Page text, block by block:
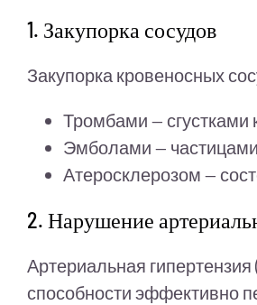
1. Закупорка сосудов
Закупорка кровеносных
Тромбами — сгустками
Эмболами —
Атеросклерозом —
2. Нарушение
Артериальная
способности эффективно